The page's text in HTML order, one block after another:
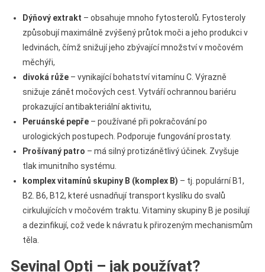
Dýňový extrakt – obsahuje mnoho fytosterolů. Fytosteroly
způsobují maximálně zvýšený průtok moči a jeho produkci v
ledvinách, čímž snižují jeho zbývající množství v močovém
měchýři,
divoká růže– vynikající bohatství vitamínu C. Výrazně
snižuje zánět močových cest. Vytváří ochrannou bariéru
prokazující antibakteriální aktivitu,
Peruánské pepře– používané při pokračování po
urologických postupech. Podporuje fungování prostaty.
Prošívaný patro – má silný protizánětlivý účinek. Zvyšuje
tlak imunitního systému.
komplex vitamínů skupiny B (komplex B) – tj. populární B1,
B2. B6, B12, které usnadňují transport kyslíku do svalů
cirkulujících v močovém traktu. Vitaminy skupiny B je posilují
a dezinfikují, což vede k návratu k přirozeným mechanismům
těla.
Sevinal Opti – jak používat?